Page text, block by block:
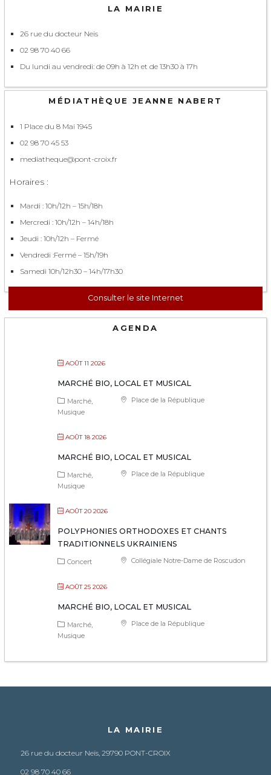
LA MAIRIE
26 rue du docteur Neis
02 98 70 40 66
Du lundi au vendredi: de 09h à 12h et de 13h30 à 17h
MÉDIATHÈQUE JEANNE NABERT
1 Place du 8 Mai 1945
02 98 70 45 53
mediatheque@pont-croix.fr
Horaires :
Mardi : 10h/12h – 15h/18h
Mercredi : 10h/12h – 14h/18h
Jeudi : 10h/12h – Fermé
Vendredi :Fermé – 15h/19h
Samedi 10h/12h30 – 14h/17h30
Consulter le site Internet
AGENDA
AOÛT 11 2026
MARCHÉ BIO, LOCAL ET MUSICAL
Place de la République
Marché
Musique
AOÛT 18 2026
MARCHÉ BIO, LOCAL ET MUSICAL
Place de la République
Marché
Musique
AOÛT 20 2026
POLYPHONIES ORTHODOXES ET CHANTS
TRADITIONNELS UKRAINIENS
Collégiale Notre-Dame de Roscudon
Concert
AOÛT 25 2026
MARCHÉ BIO, LOCAL ET MUSICAL
Place de la République
Marché
Musique
LA MAIRIE
26 rue du docteur Neïs, 29790 PONT-CROIX
02 98 70 40 66